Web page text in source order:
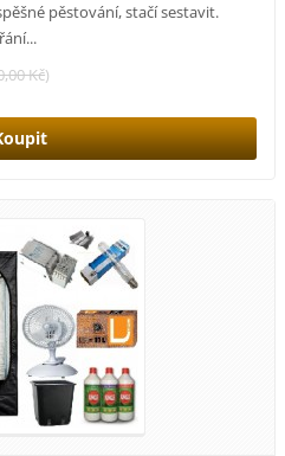
pěstování, stačí sestavit.
Kč)